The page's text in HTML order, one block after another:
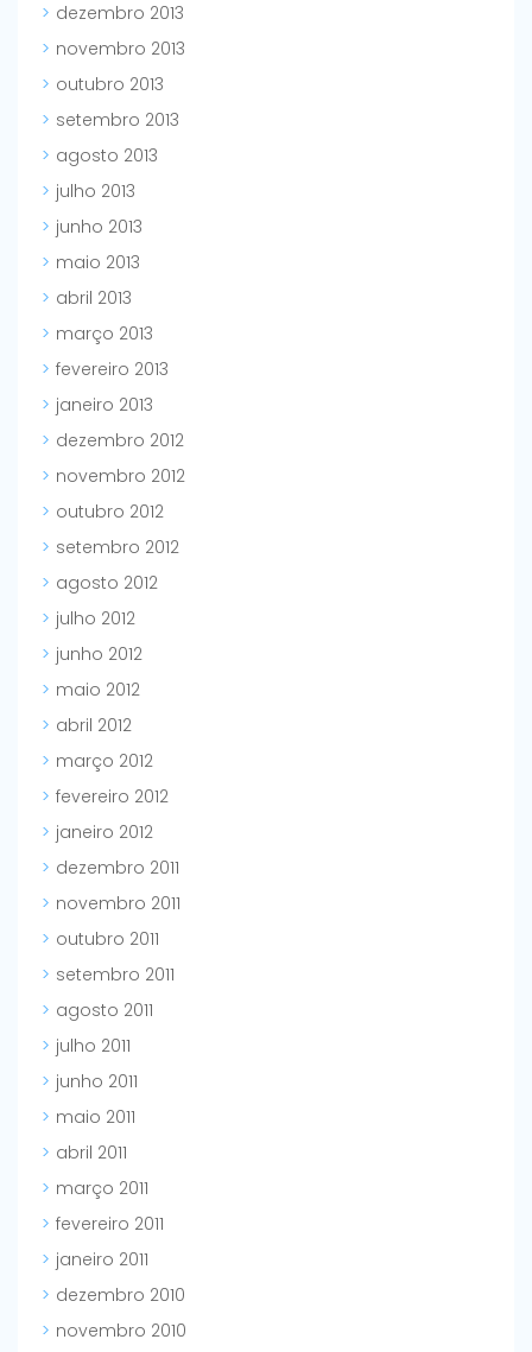
dezembro 2013
novembro 2013
outubro 2013
setembro 2013
agosto 2013
julho 2013
junho 2013
maio 2013
abril 2013
março 2013
fevereiro 2013
janeiro 2013
dezembro 2012
novembro 2012
outubro 2012
setembro 2012
agosto 2012
julho 2012
junho 2012
maio 2012
abril 2012
março 2012
fevereiro 2012
janeiro 2012
dezembro 2011
novembro 2011
outubro 2011
setembro 2011
agosto 2011
julho 2011
junho 2011
maio 2011
abril 2011
março 2011
fevereiro 2011
janeiro 2011
dezembro 2010
novembro 2010